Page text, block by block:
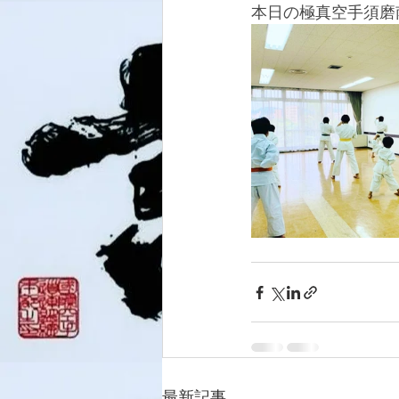
本日の極真空手須